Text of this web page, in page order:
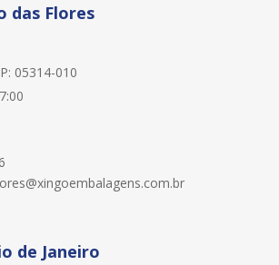
das Flores
05314-010
de Janeiro